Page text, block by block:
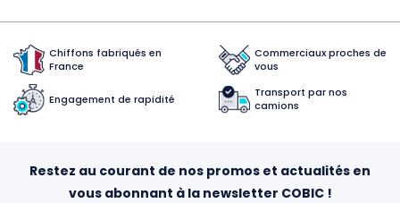
Chiffons fabriqués en
France
Commerciaux proches de
vous
Engagement de rapidité
Transport par nos
camions
Restez au courant de nos promos et actualités en
vous abonnant à la newsletter COBIC !